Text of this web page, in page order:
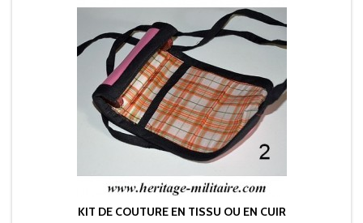
KIT DE COUTURE EN TISSU OU EN CUIR